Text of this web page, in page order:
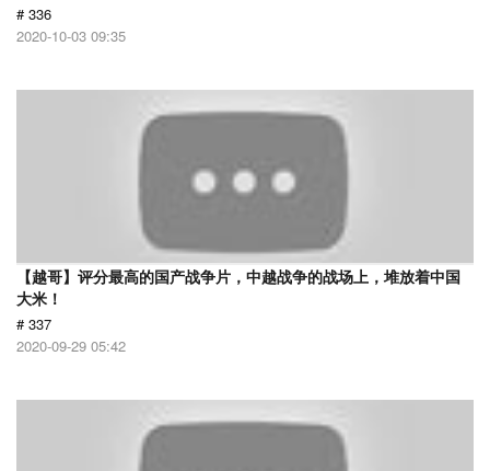
# 336
2020-10-03 09:35
【越哥】评分最高的国产战争片，中越战争的战场上，堆放着中国
大米！
# 337
2020-09-29 05:42